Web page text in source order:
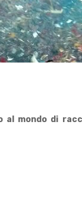
mondo di